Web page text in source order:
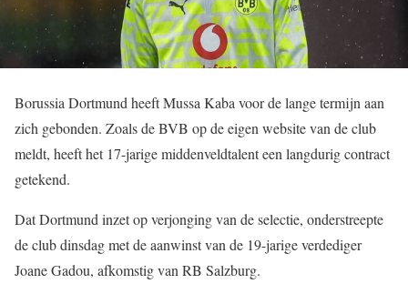
Borussia Dortmund heeft Mussa Kaba voor de lange termijn aan
zich gebonden. Zoals de BVB op de eigen website van de club
meldt, heeft het 17-jarige middenveldtalent een langdurig contract
getekend.
Dat Dortmund inzet op verjonging van de selectie, onderstreepte
de club dinsdag met de aanwinst van de 19-jarige verdediger
Joane Gadou, afkomstig van RB Salzburg.